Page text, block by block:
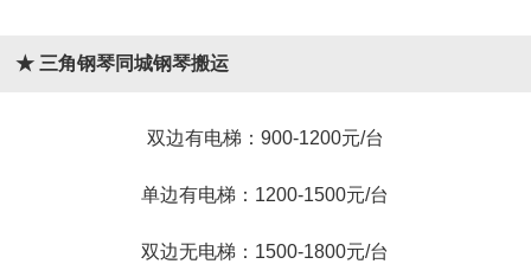
★ 三角钢琴同城钢琴搬运
双边有电梯：900-1200元/台
单边有电梯：1200-1500元/台
双边无电梯：1500-1800元/台